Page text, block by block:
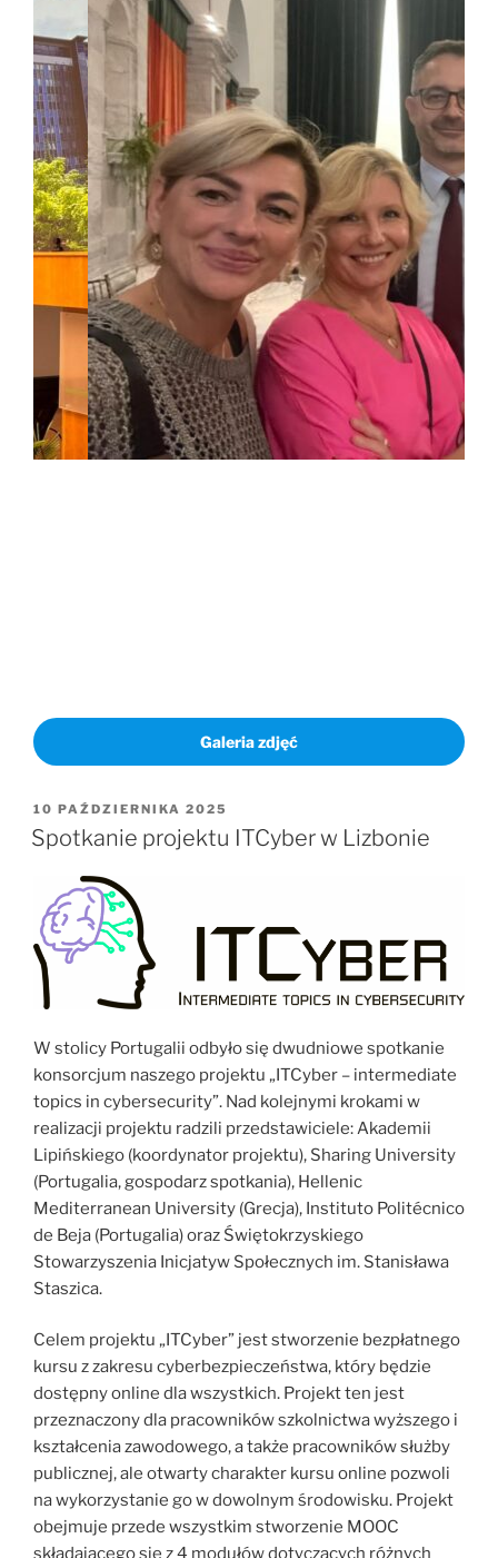
Galeria zdjęć
OPUBLIKOWANE
W
10 PAŹDZIERNIKA 2025
Spotkanie projektu ITCyber w Lizbonie
W stolicy Portugalii odbyło się dwudniowe spotkanie
konsorcjum naszego projektu „ITCyber – intermediate
topics in cybersecurity”. Nad kolejnymi krokami w
realizacji projektu radzili przedstawiciele: Akademii
Lipińskiego (koordynator projektu), Sharing University
(Portugalia, gospodarz spotkania), Hellenic
Mediterranean University (Grecja), Instituto Politécnico
de Beja (Portugalia) oraz Świętokrzyskiego
Stowarzyszenia Inicjatyw Społecznych im. Stanisława
Staszica.
Celem projektu „ITCyber” jest stworzenie bezpłatnego
kursu z zakresu cyberbezpieczeństwa, który będzie
dostępny online dla wszystkich. Projekt ten jest
przeznaczony dla pracowników szkolnictwa wyższego i
kształcenia zawodowego, a także pracowników służby
publicznej, ale otwarty charakter kursu online pozwoli
na wykorzystanie go w dowolnym środowisku. Projekt
obejmuje przede wszystkim stworzenie MOOC
składającego się z 4 modułów dotyczących różnych